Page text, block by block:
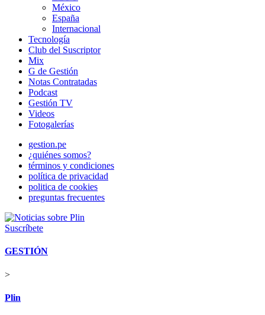
México
España
Internacional
Tecnología
Club del Suscriptor
Mix
G de Gestión
Notas Contratadas
Podcast
Gestión TV
Videos
Fotogalerías
gestion.pe
¿quiénes somos?
términos y condiciones
política de privacidad
politica de cookies
preguntas frecuentes
Suscríbete
GESTIÓN
>
Plin